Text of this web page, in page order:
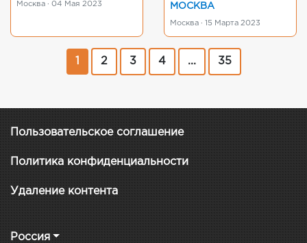
Москва · 04 Мая 2023 МОСКВА
Москва · 15 Марта 2023
2 3 4 ... 35
Пользовательское соглашение
Политика конфиденциальности
Удаление контента
Россия